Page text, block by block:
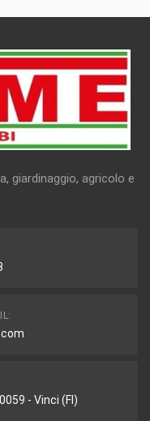
giardinaggio, agricolo e
- Vinci (FI)